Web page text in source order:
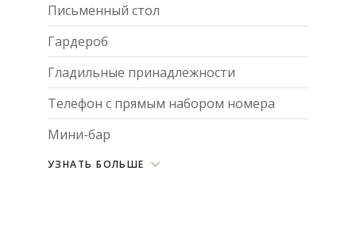
Письменный стол
Гардероб
Гладильные принадлежности
Телефон с прямым набором номера
Мини-бар
УЗНАТЬ БОЛЬШЕ